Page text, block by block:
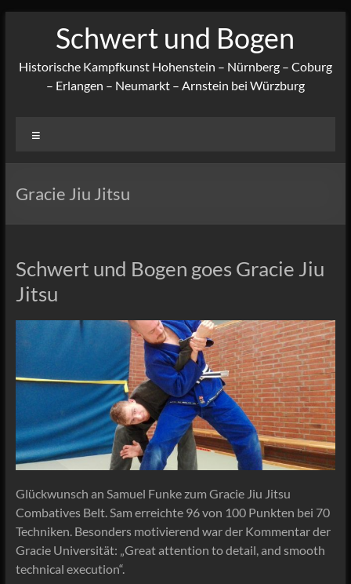
Schwert und Bogen
Historische Kampfkunst Hohenstein – Nürnberg – Coburg
– Erlangen – Neumarkt – Arnstein bei Würzburg
Gracie Jiu Jitsu
Schwert und Bogen goes Gracie Jiu
Jitsu
Glückwunsch an Samuel Funke zum Gracie Jiu Jitsu
Combatives Belt. Sam erreichte 96 von 100 Punkten bei 70
Techniken. Besonders motivierend war der Kommentar der
Gracie Universität: „Great attention to detail, and smooth
technical execution“.